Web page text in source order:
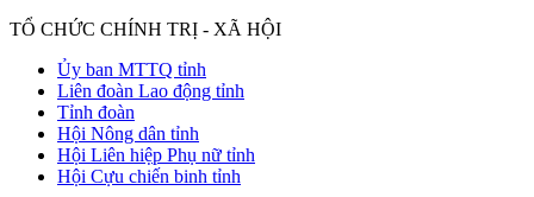
TỔ CHỨC CHÍNH TRỊ - XÃ HỘI
Ủy ban MTTQ tỉnh
Liên đoàn Lao động tỉnh
Tỉnh đoàn
Hội Nông dân tỉnh
Hội Liên hiệp Phụ nữ tỉnh
Hội Cựu chiến binh tỉnh